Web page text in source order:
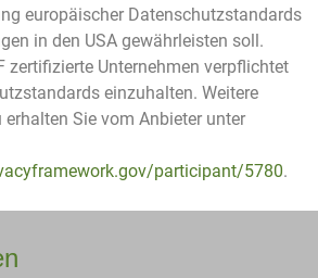
europäischer Datenschutzstandards
in den USA gewährleisten soll.
zertifizierte Unternehmen verpflichtet
einzuhalten. Weitere
Sie vom Anbieter unter
participant/5780.